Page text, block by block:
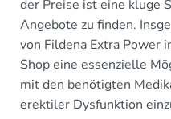
der Preise ist eine kluge
Angebote zu finden.
von Fildena Extra Power
Shop eine essenzielle
mit den benötigten
erektiler Dysfunktion